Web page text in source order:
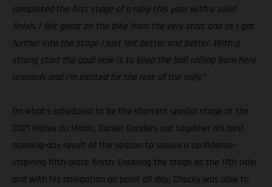
completed the first stage of a rally this year with a solid
finish. I felt great on the bike from the very start and as I got
further into the stage I just felt better and better. With a
strong start the goal now is to keep the ball rolling from here
onwards and I’m excited for the rest of the rally.”
On what’s scheduled to be the shortest special stage at the
2021 Rallye du Maroc, Daniel Sanders put together his best
opening-day result of the season to secure a confidence-
inspiring fifth-place finish. Entering the stage as the 17th rider
and with his navigation on point all day, Chucky was able to